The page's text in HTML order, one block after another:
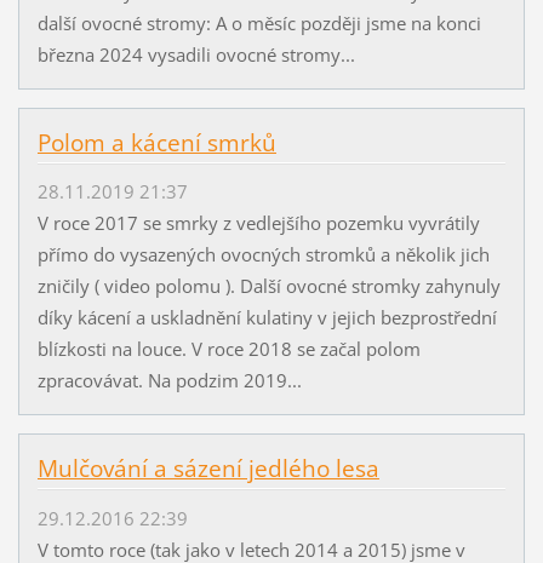
další ovocné stromy: A o měsíc později jsme na konci
března 2024 vysadili ovocné stromy...
Polom a kácení smrků
28.11.2019 21:37
V roce 2017 se smrky z vedlejšího pozemku vyvrátily
přímo do vysazených ovocných stromků a několik jich
zničily ( video polomu ). Další ovocné stromky zahynuly
díky kácení a uskladnění kulatiny v jejich bezprostřední
blízkosti na louce. V roce 2018 se začal polom
zpracovávat. Na podzim 2019...
Mulčování a sázení jedlého lesa
29.12.2016 22:39
V tomto roce (tak jako v letech 2014 a 2015) jsme v